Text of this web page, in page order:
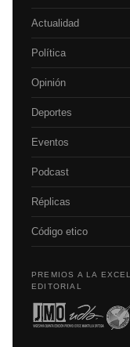
Actualidad
Política
Opinión
Deportes
Eventos
Podcast
Réplicas
Código etico
PREMIOS A LA
EDITORIAL